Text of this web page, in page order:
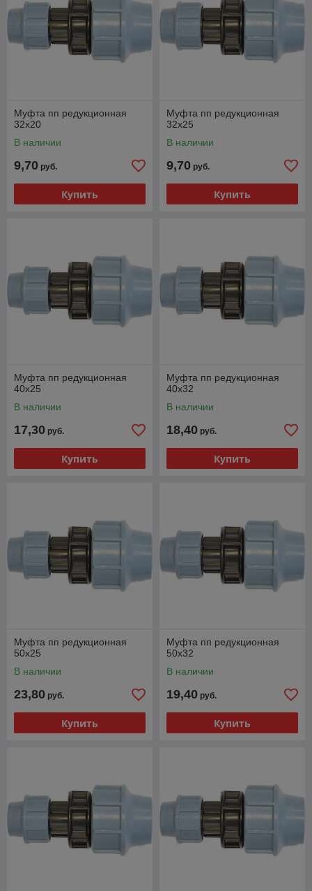
Муфта пп редукционная
32х20
В наличии
9,70 руб.
Купить
Муфта пп редукционная
32х25
В наличии
9,70 руб.
Купить
Муфта пп редукционная
40х25
В наличии
17,30 руб.
Купить
Муфта пп редукционная
40х32
В наличии
18,40 руб.
Купить
Муфта пп редукционная
50х25
В наличии
23,80 руб.
Купить
Муфта пп редукционная
50х32
В наличии
19,40 руб.
Купить